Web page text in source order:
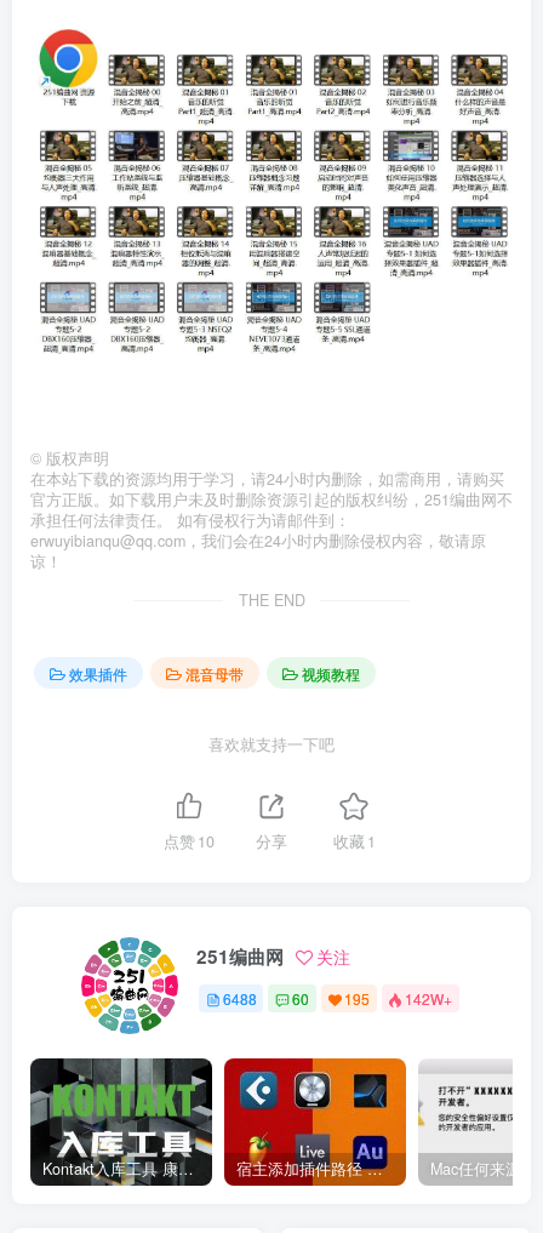
© 版权声明
在本站下载的资源均用于学习，请24小时内删除，如需商用，请购买
官方正版。如下载用户未及时删除资源引起的版权纠纷，251编曲网不
承担任何法律责任。 如有侵权行为请邮件到：
erwuyibianqu@qq.com，我们会在24小时内删除侵权内容，敬请原
谅！
THE END
效果插件 混音母带 视频教程
喜欢就支持一下吧
点赞10 分享 收藏1
251编曲网 关注
6488 60 195 142W+
Kontakt入库工具 康泰克入库教程 宿主添加插件路径 插件路径设置 VSTPlugins路径